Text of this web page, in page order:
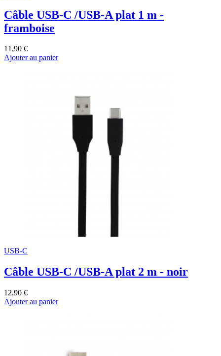
Câble USB-C /USB-A plat 1 m -
framboise
11,90 €
Ajouter au panier
USB-C
Câble USB-C /USB-A plat 2 m - noir
12,90 €
Ajouter au panier